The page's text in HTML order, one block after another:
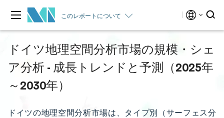
このレポートについて
ドイツ地理空間分析市場の規模・シェ
ア分析 - 成長トレンドと予測（2025年
～2030年）
ドイツの地理空間分析市場は、タイプ別（サーフェス分